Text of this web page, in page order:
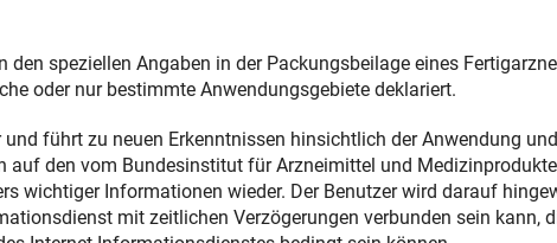
speziellen Angaben in der Packungsbeilage eines
oder nur bestimmte Anwendungsgebiete deklariert.
führt zu neuen Erkenntnissen hinsichtlich der Anwendung
auf den vom Bundesinstitut für Arzneimittel und
wichtiger Informationen wieder. Der Benutzer wird darauf
mit zeitlichen Verzögerungen verbunden sein